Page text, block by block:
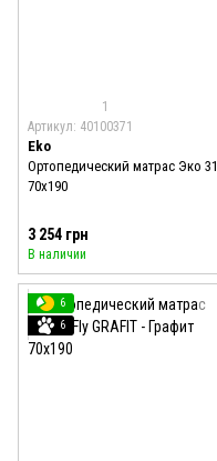
1
Артикул: 40100371
Eko
Ортопедический матрас Эко 31
70x190
3 254 грн
В наличии
6
6